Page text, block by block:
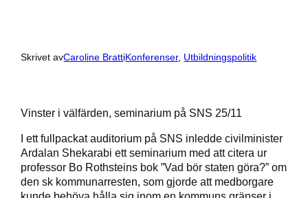
Skrivet avCaroline BrattiKonferenser, Utbildningspolitik
Vinster i välfärden, seminarium på SNS 25/11
I ett fullpackat auditorium på SNS inledde civilminister
Ardalan Shekarabi ett seminarium med att citera ur
professor Bo Rothsteins bok ”Vad bör staten göra?” om
den sk kommunarresten, som gjorde att medborgare